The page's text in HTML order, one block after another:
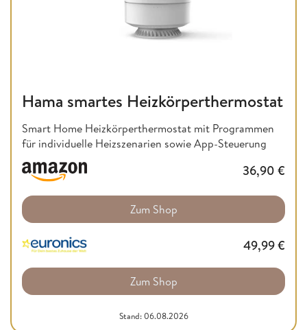
Hama smartes Heizkörperthermostat
Smart Home Heizkörperthermostat mit Programmen
für individuelle Heizszenarien sowie App-Steuerung
36,90 €
Zum Shop
49,99€
Zum Shop
Stand: 06.08.2026